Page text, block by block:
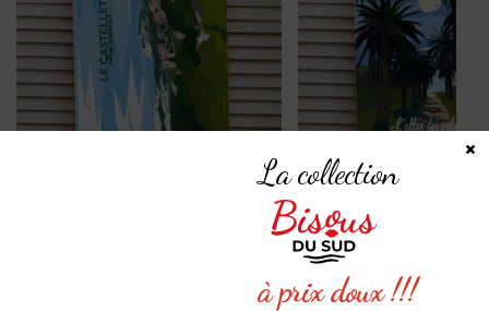
Allée des palmiers -
Croix Valmer - PV
à partir de
La collection
à prix doux !!!
×